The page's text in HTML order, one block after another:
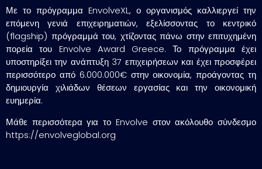
Με το πρόγραμμα EnvolveXL, ο οργανισμός καλλιεργεί την
επόμενη γενιά επιχειρηματιών, εξελίσσοντας το κεντρικό
(flagship) πρόγραμμά του, χτίζοντας πάνω στην επιτυχημένη
πορεία του Envolve Award Greece. Το πρόγραμμα έχει
υποστηρίξει την ανάπτυξη 37 επιχειρήσεων και έχει προσφέρει
περισσότερο από 6.000.000€ στην οικονομία, προάγοντας τη
δημιουργία χιλιάδων θέσεων εργασίας και την οικονομική
ευημερία.
Μάθε περισσότερα για το Envolve στον ακόλουθο σύνδεσμο
https://envolveglobal.org